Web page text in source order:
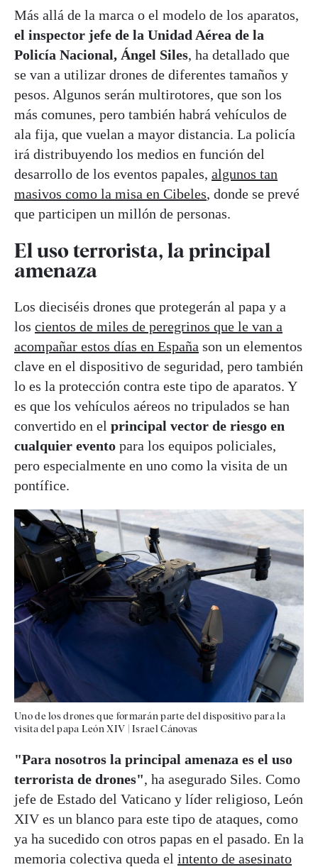
Más allá de la marca o el modelo de los aparatos,
el inspector jefe de la Unidad Aérea de la
Policía Nacional, Ángel Siles, ha detallado que
se van a utilizar drones de diferentes tamaños y
pesos. Algunos serán multirotores, que son los
más comunes, pero también habrá vehículos de
ala fija, que vuelan a mayor distancia. La policía
irá distribuyendo los medios en función del
desarrollo de los eventos papales, algunos tan
masivos como la misa en Cibeles, donde se prevé
que participen un millón de personas.
El uso terrorista, la principal
amenaza
Los dieciséis drones que protegerán al papa y a
los cientos de miles de peregrinos que le van a
acompañar estos días en España son un elementos
clave en el dispositivo de seguridad, pero también
lo es la protección contra este tipo de aparatos. Y
es que los vehículos aéreos no tripulados se han
convertido en el principal vector de riesgo en
cualquier evento para los equipos policiales,
pero especialmente en uno como la visita de un
pontífice.
Uno de los drones que formarán parte del dispositivo para la
visita del papa León XIV |Israel Cánovas
"Para nosotros la principal amenaza es el uso
terrorista de drones", ha asegurado Siles. Como
jefe de Estado del Vaticano y líder religioso, León
XIV es un blanco para este tipo de ataques, como
ya ha sucedido con otros papas en el pasado. En la
memoria colectiva queda el intento de asesinato